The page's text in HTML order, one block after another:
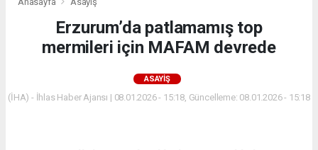
siteler
Erzurum’da patlamamış top
mermileri için MAFAM devrede
ASAYIŞ
(İHA) - İhlas Haber Ajansı | 08.01.2026 - 15:18, Güncelleme: 08.01.2026 - 15:18